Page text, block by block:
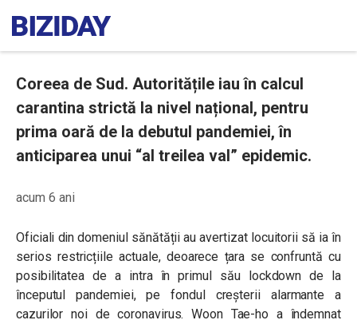
Coreea de Sud. Autoritățile iau în calcul
carantina strictă la nivel național, pentru
prima oară de la debutul pandemiei, în
anticiparea unui “al treilea val” epidemic.
acum 6 ani
Oficiali din domeniul sănătății au avertizat locuitorii să ia în
serios restricțiile actuale, deoarece țara se confruntă cu
posibilitatea de a intra în primul său lockdown de la
începutul pandemiei, pe fondul creșterii alarmante a
cazurilor noi de coronavirus. Woon Tae-ho a îndemnat